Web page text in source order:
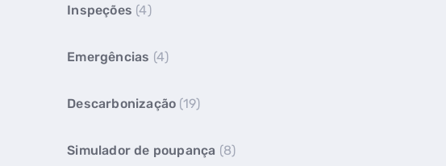
Inspeções (4)
Emergências (4)
Descarbonização (19)
Simulador de poupança (8)